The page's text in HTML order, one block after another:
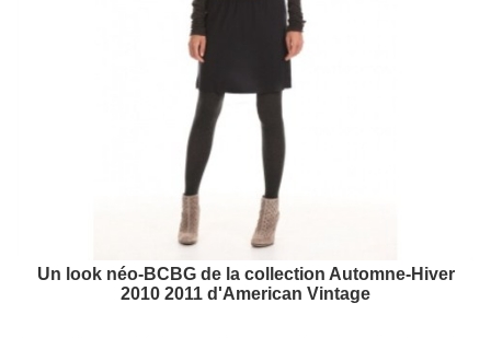
Un look néo-BCBG de la collection Automne-Hiver
2010 2011 d'American Vintage